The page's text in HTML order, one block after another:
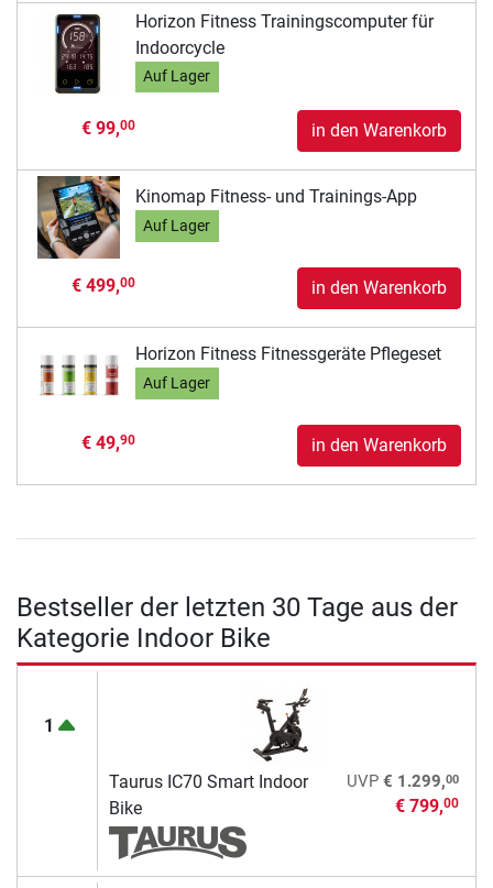
Horizon Fitness Trainingscomputer für
Indoorcycle
Auf Lager
€ 99,00 in den Warenkorb
Kinomap Fitness- und Trainings-App
Auf Lager
€ 499,00 in den Warenkorb
Horizon Fitness Fitnessgeräte Pflegeset
Auf Lager
€ 49,90 in den Warenkorb
Bestseller der letzten 30 Tage aus der
Kategorie Indoor Bike
1
Taurus IC70 Smart Indoor
Bike
UVP € 1.299,00
€ 799,00